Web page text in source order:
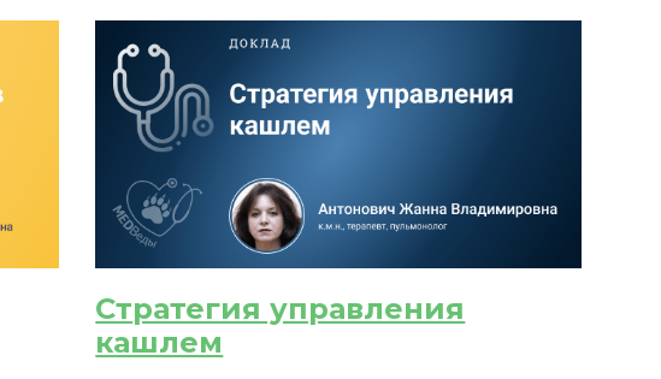
Стратегия управления
кашлем
Приобретено